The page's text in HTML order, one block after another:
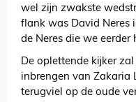
wel zijn zwakste
flank was David Neres
de Neres die we eerder
De oplettende kijker
inbrengen van Zakaria
terugviel op de oude